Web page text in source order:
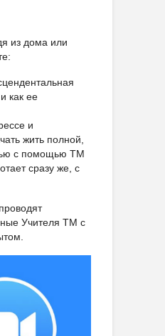
из дома или
как ее
и
жить полной,
с помощью ТМ
сразу же, с
Учителя ТМ с